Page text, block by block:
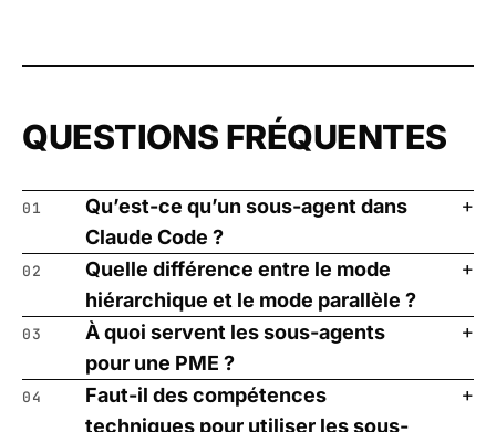
QUESTIONS FRÉQUENTES
01
Qu’est-ce qu’un sous-agent dans
Claude Code ?
02
Quelle différence entre le mode
hiérarchique et le mode parallèle ?
03
À quoi servent les sous-agents
pour une PME ?
04
Faut-il des compétences
techniques pour utiliser les sous-